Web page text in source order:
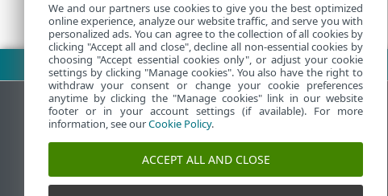
Fazer download do PDF
Base de conhecimento da ESET
We and our partners use cookies to give you the best optimized
online experience, analyze our website traffic, and serve you with
personalized ads. You can agree to the collection of all cookies by
clicking "Accept all and close", decline all non-essential cookies by
choosing "Accept essential cookies only", or adjust your cookie
settings by clicking "Manage cookies". You also have the right to
withdraw your consent or change your cookie preferences
anytime by clicking the "Manage cookies" link in our website
footer or in your account settings (if available). For more
information, see ourCookie Policy.
ACCEPT ALL AND CLOSE